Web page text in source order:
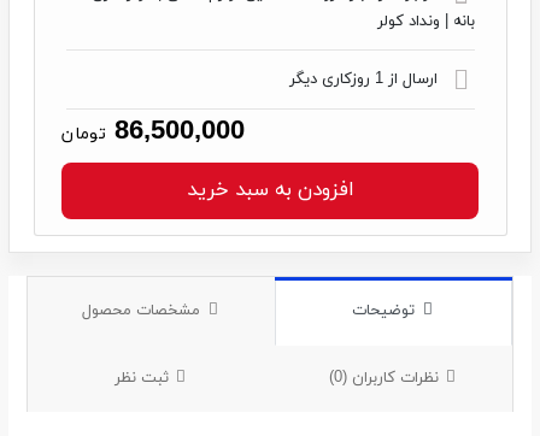
بانه | ونداد کولر
ارسال از 1 روزکاری دیگر
86,500,000 تومان
افزودن به سبد خرید
توضیحات مشخصات محصول
نظرات کاربران (0) ثبت نظر